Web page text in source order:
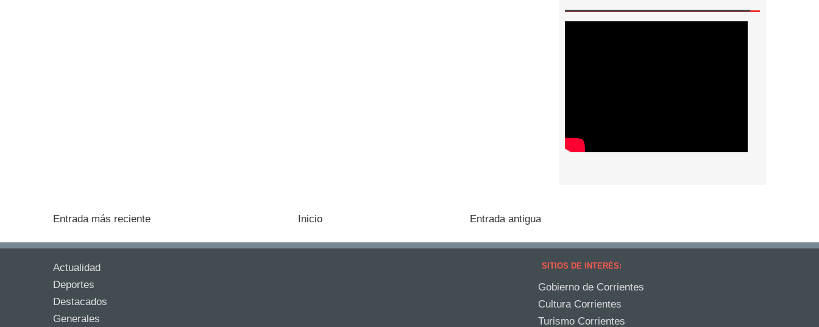
Entrada más reciente Entrada antigua
Inicio
Actualidad
Deportes
Destacados
Generales
SITIOS DE INTERÉS:
Gobierno de Corrientes
Cultura Corrientes
Turismo Corrientes